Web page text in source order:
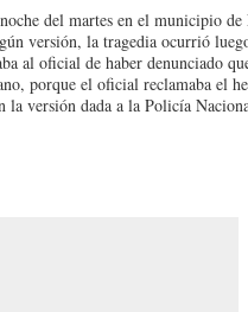
del mar­tes en el municipio
versión, la trage­dia ocurrió
al oficial de haber denuncia­do
porque el oficial reclamaba el
la versión da­da a la Policía